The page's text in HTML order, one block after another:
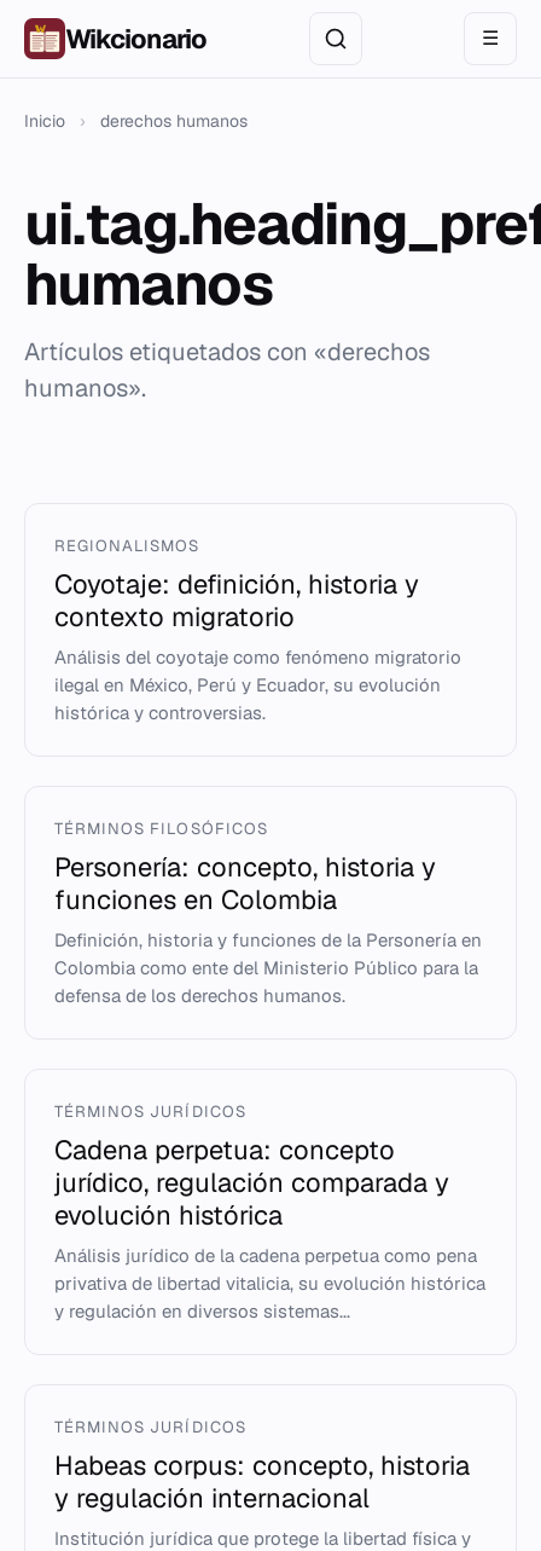
Wikcionario ☰
Inicio › derechos humanos
humanos
Artículos etiquetados con «derechos
humanos».
REGIONALISMOS
Coyotaje: definición, historia y
contexto migratorio
Análisis del coyotaje como fenómeno migratorio
ilegal en México, Perú y Ecuador, su evolución
histórica y controversias.
TÉRMINOS FILOSÓFICOS
Personería: concepto, historia y
funciones en Colombia
Definición, historia y funciones de la Personería en
Colombia como ente del Ministerio Público para la
defensa de los derechos humanos.
TÉRMINOS JURÍDICOS
Cadena perpetua: concepto
jurídico, regulación comparada y
evolución histórica
Análisis jurídico de la cadena perpetua como pena
privativa de libertad vitalicia, su evolución histórica
y regulación en diversos sistemas...
TÉRMINOS JURÍDICOS
Habeas corpus: concepto, historia
y regulación internacional
Institución jurídica que protege la libertad física y